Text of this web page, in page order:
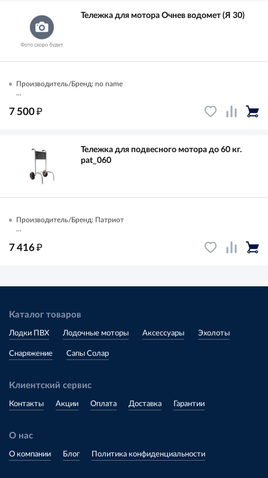
Тележка для мотора Очнев водомет (Я 30)
Производитель/Бренд: no name
...
7 500₽
Тележка для подвесного мотора до 60 кг.
pat_060
Производитель/Бренд: Патриот
...
7 416₽
Каталог товаров
Лодки ПВХ Лодочные моторы Аксессуары Эхолоты
Снаряжение Сапы Солар
Клиентский сервис
Контакты Акции Оплата Доставка Гарантии
О нас
О компании Блог Политика конфиденциальности